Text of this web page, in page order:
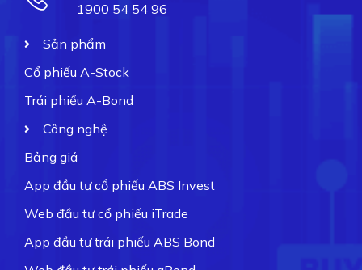
1900 54 54 96
Sản phẩm
Cổ phiếu A-Stock
Trái phiếu A-Bond
Công nghệ
Bảng giá
App đầu tư cổ phiếu ABS Invest
Web đầu tư cổ phiếu iTrade
App đầu tư trái phiếu ABS Bond